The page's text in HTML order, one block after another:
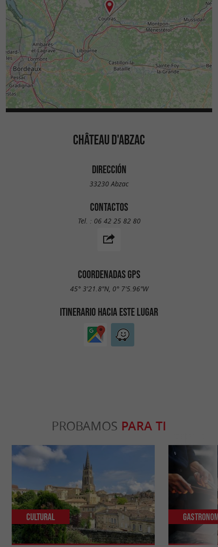
CHÂTEAU D'ABZAC
DIRECCIÓN
33230 Abzac
CONTACTOS
Tel. : 06 42 25 82 80
COORDENADAS GPS
45° 3'21.8"N, 0° 7'5.96"W
ITINERARIO HACIA ESTE LUGAR
PROBAMOS PARA TI
Cultural